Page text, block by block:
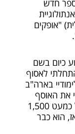
חדש
"אופקים
כיום בשם
לאסוף
חזרתי מלימודיי בארה"ב
את האוסף
לעופר לוין בשנת 2010, האוסף כלל כמעט 1,500
הוא כבר